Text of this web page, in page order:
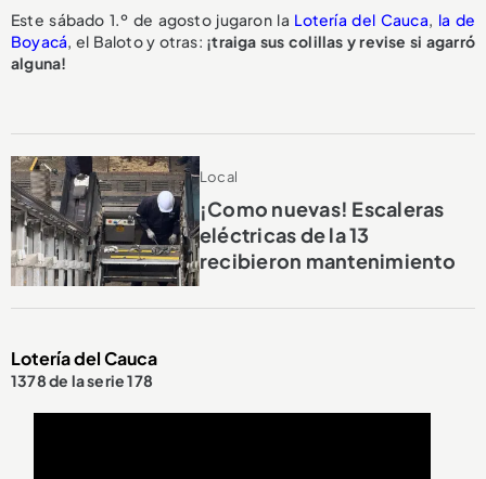
Este sábado 1.º de agosto jugaron la Lotería del Cauca, la de
Boyacá, el Baloto y otras: ¡traiga sus colillas y revise si agarró
alguna!
Local
¡Como nuevas! Escaleras
eléctricas de la 13
recibieron mantenimiento
Lotería del Cauca
1378 de la serie 178